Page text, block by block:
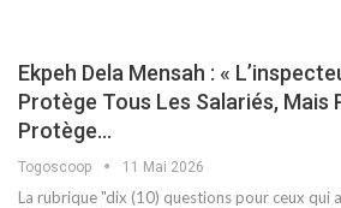
Ekpeh Dela Mensah : «
Protège Tous Les Salariés, Mais
Protège…
Togoscoop 11 Mai 2026
La rubrique "dix (10) questions pour ceux qui